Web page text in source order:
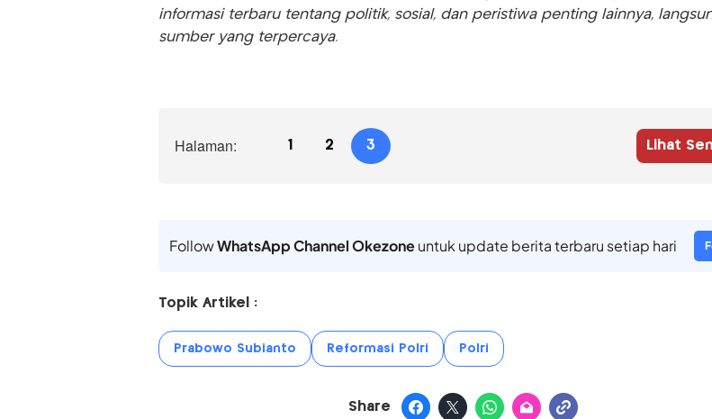
informasi terbaru tentang politik, sosial, dan peristiwa penting lainnya,
sumber yang terpercaya.
Halaman: 1 2 3 Lihat
FollowWhatsApp Channel Okezoneuntuk update berita terbaru setiap hari
Topik Artikel :
Prabowo Subianto Reformasi Polri Polri
Share